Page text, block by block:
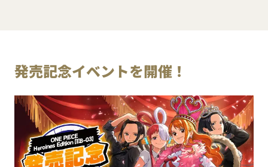
発売記念イベントを開催！